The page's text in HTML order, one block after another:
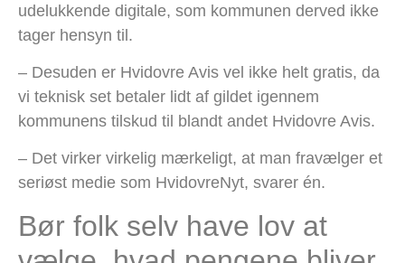
udelukkende digitale, som kommunen derved ikke
tager hensyn til.
– Desuden er Hvidovre Avis vel ikke helt gratis, da
vi teknisk set betaler lidt af gildet igennem
kommunens tilskud til blandt andet Hvidovre Avis.
– Det virker virkelig mærkeligt, at man fravælger et
seriøst medie som HvidovreNyt, svarer én.
Bør folk selv have lov at